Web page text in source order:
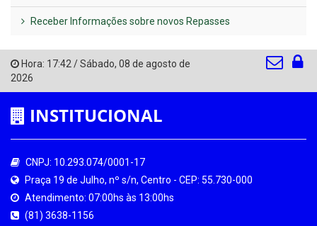
Receber Informações sobre novos Repasses
Hora: 17:42 /Sábado, 08 de agosto de
2026
INSTITUCIONAL
CNPJ: 10.293.074/0001-17
Praça 19 de Julho, nº s/n, Centro - CEP: 55.730-000
Atendimento: 07:00hs às 13:00hs
(81) 3638-1156